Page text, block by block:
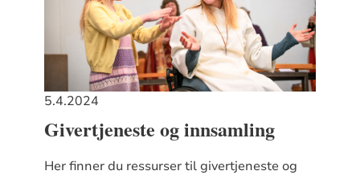
5.4.2024
Givertjeneste og innsamling
Her finner du ressurser til givertjeneste og